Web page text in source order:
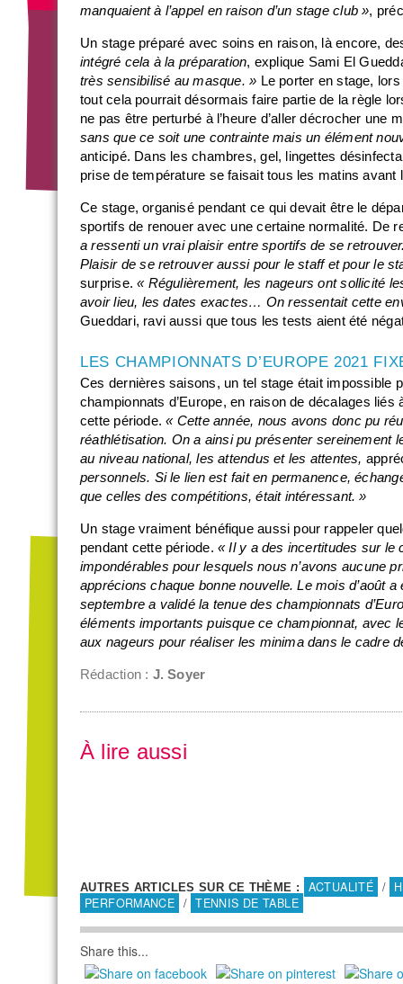
manquaient à l’appel en raison d’un stage club »,
Un stage préparé avec soins en raison, là encore,
intégré cela à la préparation, explique Sami El
très sensibilisé au masque. » Le porter en stage,
tout cela pourrait désormais faire partie de la règle
ne pas être perturbé à l’heure d’aller décrocher une
sans que ce soit une contrainte mais un élément
anticipé. Dans les chambres, gel, lingettes
prise de température se faisait tous les matins
Ce stage, organisé pendant ce qui devait être le
sportifs de renouer avec une certaine normalité. De
a ressenti un vrai plaisir entre sportifs de se
Plaisir de se retrouver aussi pour le staff et pour le
surprise.« Régulièrement, les nageurs ont sollicité
avoir lieu, les dates exactes… On ressentait cette
Gueddari, ravi aussi que tous les tests aient été
LES CHAMPIONNATS D’EUROPE 2021
Ces dernières saisons, un tel stage était impossible
championnats d’Europe, en raison de décalages
cette période.« Cette année, nous avons donc pu
réathlétisation. On a ainsi pu présenter sereinement
au niveau national, les attendus et les attentes,
personnels. Si le lien est fait en permanence,
que celles des compétitions, était intéressant. »
Un stage vraiment bénéfique aussi pour rappeler
pendant cette période.« Il y a des incertitudes sur le
impondérables pour lesquels nous n’avons aucune
apprécions chaque bonne nouvelle. Le mois d’août
septembre a validé la tenue des championnats
éléments importants puisque ce championnat, avec
aux nageurs pour réaliser les minima dans le cadre
Rédaction : J. Soyer
À lire aussi
AUTRES ARTICLES SUR CE THÈME : ACTUALITÉ /
PERFORMANCE / TENNIS DE TABLE
Share this...